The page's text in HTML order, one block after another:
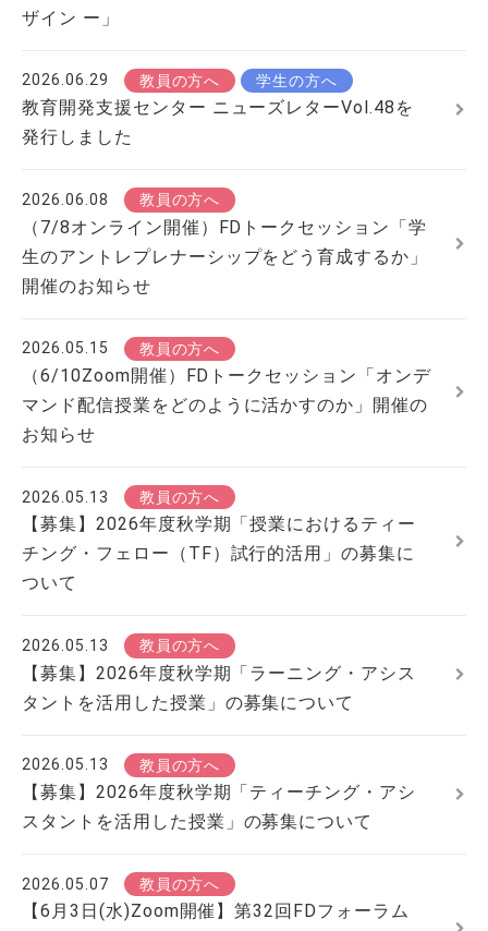
ザイン ー」
2026.06.29 教員の方へ 学生の方へ
教育開発支援センター ニューズレターVol.48を
発行しました
2026.06.08 教員の方へ
（7/8オンライン開催）FDトークセッション「学
生のアントレプレナーシップをどう育成するか」
開催のお知らせ
2026.05.15 教員の方へ
（6/10Zoom開催）FDトークセッション「オンデ
マンド配信授業をどのように活かすのか」開催の
お知らせ
2026.05.13 教員の方へ
【募集】2026年度秋学期「授業におけるティー
チング・フェロー（TF）試行的活用」の募集に
ついて
2026.05.13 教員の方へ
【募集】2026年度秋学期「ラーニング・アシス
タントを活用した授業」の募集について
2026.05.13 教員の方へ
【募集】2026年度秋学期「ティーチング・アシ
スタントを活用した授業」の募集について
2026.05.07 教員の方へ
【6月3日(水)Zoom開催】第32回FDフォーラム